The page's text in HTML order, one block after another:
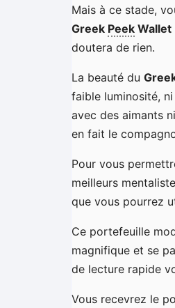
Mais à ce stade,
Greek Peek Wallet
doutera de rien.
La beauté du
faible luminosité,
avec des aimants
en fait le
Pour vous
meilleurs
que vous pourrez
Ce portefeuille
magnifique et se
de lecture rapide
Vous recevrez le